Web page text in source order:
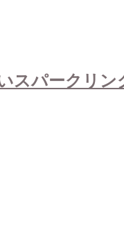
スパークリ